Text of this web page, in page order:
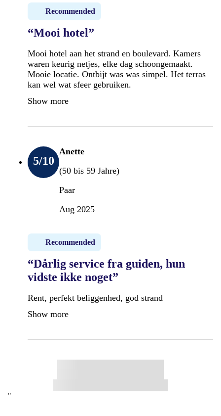
Recommended
“Mooi hotel”
Mooi hotel aan het strand en boulevard. Kamers
waren keurig netjes, elke dag schoongemaakt.
Mooie locatie. Ontbijt was was simpel. Het terras
kan wel wat sfeer gebruiken.
Show more
5/10
Anette
(50 bis 59 Jahre)
Paar
Aug 2025
Recommended
“Dårlig service fra guiden, hun
vidste ikke noget”
Rent, perfekt beliggenhed, god strand
Show more
"